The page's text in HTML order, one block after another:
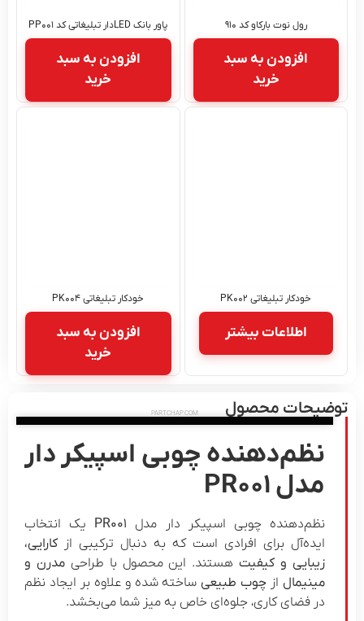
رول نوت بارکاو کد ۹۱۰
افزودن به سبد
افزودن به سبد
خودکار تبلیغاتی PK۰۰۲
اطلاعات بیشتر
خودکار تبلیغاتی PK۰۰۴
افزودن به سبد
محصول PARTCHAP.COM
نظم‌دهنده چوبی اسپیکر دار
مدلPR001
نظم‌دهنده چوبی اسپیکر دار مدل PR001 یک انتخاب
ایده‌آل برای افرادی است که به دنبال ترکیبی ازکارایی،
زیبایی و کیفیت هستند. این محصول با طراحیمدرن و
مینیمالازچوب طبیعی ساخته شده و علاوه بر ایجاد نظم
در فضای کاری، جلوه‌ای خاص به میز شما می‌بخشد.